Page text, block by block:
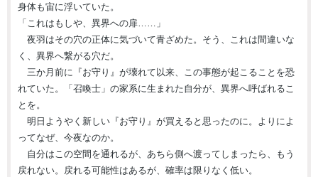
身体も宙に浮いていた。
「これはもしや、異界への扉……」
夜羽はその穴の正体に気づいて青ざめた。そう、これは間違いな
く、異界へ繋がる穴だ。
三か月前に『お守り』が壊れて以来、この事態が起こることを恐
れていた。「召喚士」の家系に生まれた自分が、異界へ呼ばれるこ
とを。
明日ようやく新しい『お守り』が買えると思ったのに。よりによ
ってなぜ、今夜なのか。
自分はこの空間を通れるが、あちら側へ渡ってしまったら、もう
戻れない。戻れる可能性はあるが、確率は限りなく低い。